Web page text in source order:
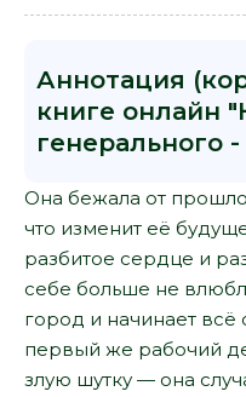
Аннотация
книге онлайн
генерального
Она бежала от
что изменит её
разбитое сердце и
себе больше не
город и начинает всё
первый же рабочий
злую шутку — она